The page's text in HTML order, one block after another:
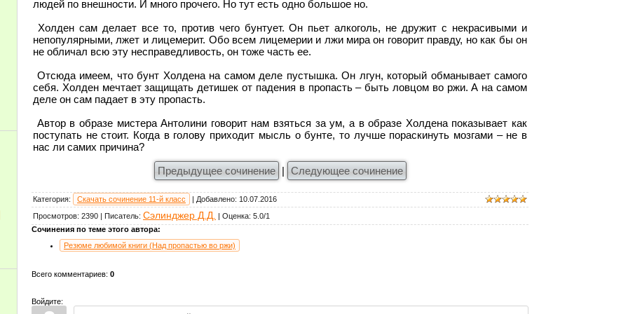
людей по внешности. И много прочего. Но тут есть одно большое но.
Холден сам делает все то, против чего бунтует. Он пьет алкоголь, не дружит с некрасивыми и
непопулярными, лжет и лицемерит. Обо всем лицемерии и лжи мира он говорит правду, но как бы он
не обличал всю эту несправедливость, он тоже часть ее.
Отсюда имеем, что бунт Холдена на самом деле пустышка. Он лгун, который обманывает самого
себя. Холден мечтает защищать детишек от падения в пропасть – быть ловцом во ржи. А на самом
деле он сам падает в эту пропасть.
Автор в образе мистера Антолини говорит нам взяться за ум, а в образе Холдена показывает как
поступать не стоит. Когда в голову приходит мысль о бунте, то лучше пораскинуть мозгами – не в
нас ли самих причина?
Предыдущее сочинение
| Следующее сочинение
Категория: Скачать сочинение 11-й класс Добавлено: 10.07.2016
Просмотров: 2390 Писатель: Сэлинджер Д.Д. Оценка: 5.0/1
Сочинения по теме этого автора:
Резюме любимой книги (Над пропастью во ржи)
Всего комментариев: 0
Войдите: